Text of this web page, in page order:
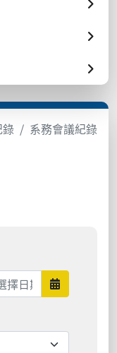
錄
系務會議紀錄
圍結束 日期範圍